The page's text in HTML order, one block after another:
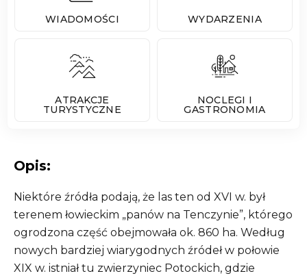
WIADOMOŚCI WYDARZENIA
ATRAKCJE
TURYSTYCZNE
NOCLEGI I
GASTRONOMIA
Opis:
Niektóre źródła podają, że las ten od XVI w. był
terenem łowieckim „panów na Tenczynie”, którego
ogrodzona część obejmowała ok. 860 ha. Według
nowych bardziej wiarygodnych źródeł w połowie
XIX w. istniał tu zwierzyniec Potockich, gdzie